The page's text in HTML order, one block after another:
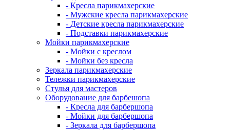
- Кресла парикмахерские
- Мужские кресла парикмахерские
- Детские кресла парикмахерские
- Подставки парикмахерские
Мойки парикмахерские
- Мойки с креслом
- Мойки без кресла
Зеркала парикмахерские
Тележки парикмахерские
Стулья для мастеров
Оборудование для барбешопа
- Кресла для барбершопа
- Мойки для барбершопа
- Зеркала для барбершопа